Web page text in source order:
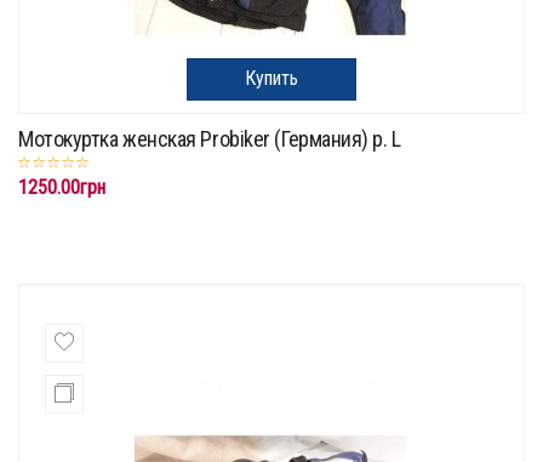
Купить
Мотокуртка женская Probiker (Германия) р. L
1250.00грн